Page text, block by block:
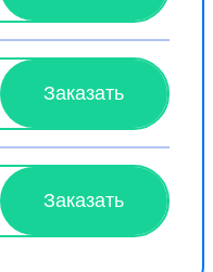
Заказать
Заказать